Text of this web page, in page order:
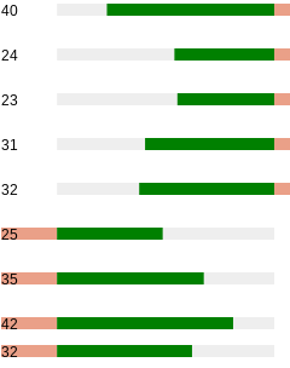
40
24
23
31
32
25
35
42
32